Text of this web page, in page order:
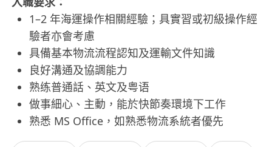
1–2 年海運操作相關經驗；具實習或初級操作經
驗者亦會考慮
具備基本物流流程認知及運輸文件知識
良好溝通及協調能力
熟练普通話、英文及粤语
做事細心、主動，能於快節奏環境下工作
熟悉 MS Office，如熟悉物流系統者優先